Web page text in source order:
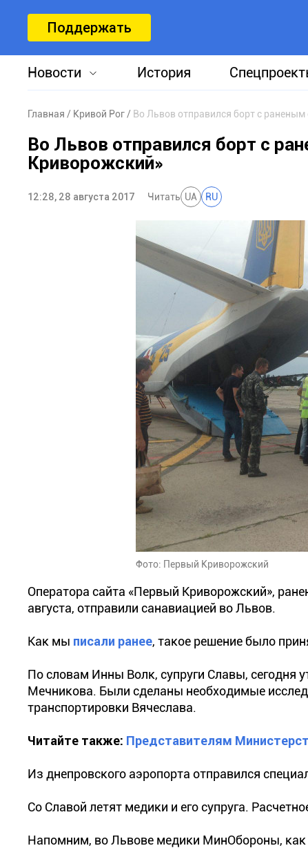
Поддержать
Новости История
Главная Кривой Рог Во Львов отправился борт с
Во Львов отправился борт с
Криворожский»
12:28, 28 августа 2017 Читать UA RU
Фото: Первый Криворожский
Оператора сайта «Первый Криворожский»,
августа, отправили санавиацией во Львов.
Как мы писали ранее, такое решение было
По словам Инны Волк, супруги Славы, сегодня
Мечникова. Были сделаны необходимые
транспортировки Вячеслава.
Читайте также: Представителям
Из днепровского аэропорта отправился
Со Славой летят медики и его супруга.
Напомним, во Львове медики МинОбороны,